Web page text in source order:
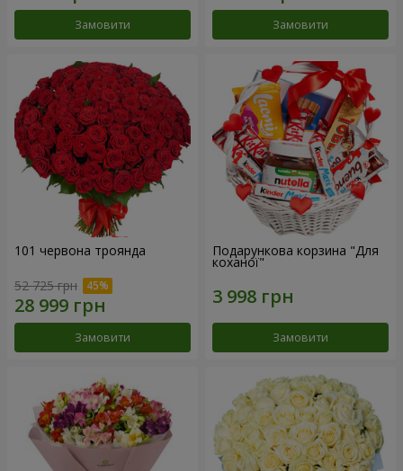
Замовити Замовити
101 червона троянда
52 725 грн
Замовити
Подарункова корзина "Для
коханої"
Замовити